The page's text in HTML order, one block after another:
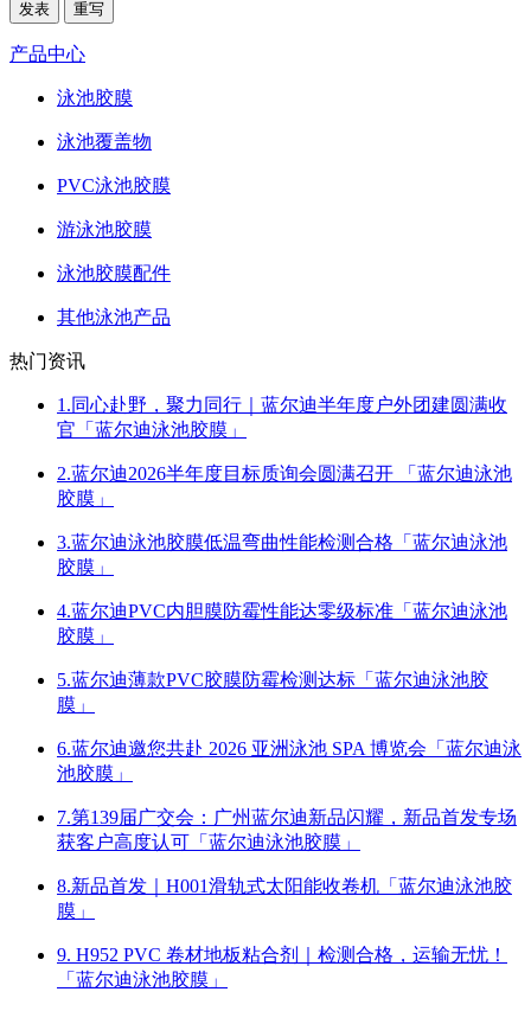
发表 重写
产品中心
泳池胶膜
泳池覆盖物
PVC泳池胶膜
游泳池胶膜
泳池胶膜配件
其他泳池产品
热门资讯
1.同心赴野，聚力同行｜蓝尔迪半年度户外团建圆满收
官「蓝尔迪泳池胶膜」
2.蓝尔迪2026半年度目标质询会圆满召开 「蓝尔迪泳池
胶膜」
3.蓝尔迪泳池胶膜低温弯曲性能检测合格「蓝尔迪泳池
胶膜」
4.蓝尔迪PVC内胆膜防霉性能达零级标准「蓝尔迪泳池
胶膜」
5.蓝尔迪薄款PVC胶膜防霉检测达标「蓝尔迪泳池胶
膜」
6.蓝尔迪邀您共赴 2026 亚洲泳池 SPA 博览会「蓝尔迪泳
池胶膜」
7.第139届广交会：广州蓝尔迪新品闪耀，新品首发专场
获客户高度认可「蓝尔迪泳池胶膜」
8.新品首发｜H001滑轨式太阳能收卷机「蓝尔迪泳池胶
膜」
9. H952 PVC 卷材地板粘合剂｜检测合格，运输无忧！
「蓝尔迪泳池胶膜」